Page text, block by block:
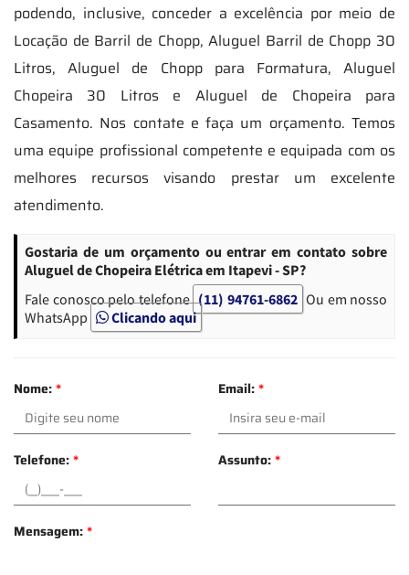
podendo, inclusive, conceder a excelência por meio de
Locação de Barril de Chopp, Aluguel Barril de Chopp 30
Litros, Aluguel de Chopp para Formatura, Aluguel
Chopeira 30 Litros e Aluguel de Chopeira para
Casamento. Nos contate e faça um orçamento. Temos
uma equipe profissional competente e equipada com os
melhores recursos visando prestar um excelente
atendimento.
Gostaria de um orçamento ou entrar em contato sobre
Aluguel de Chopeira Elétrica em Itapevi - SP?
Fale conosco pelo telefone (11) 94761-6862 Ou em nosso
WhatsApp
Clicando aqui
Nome:* Email:*
Telefone:* Assunto:*
Mensagem:*